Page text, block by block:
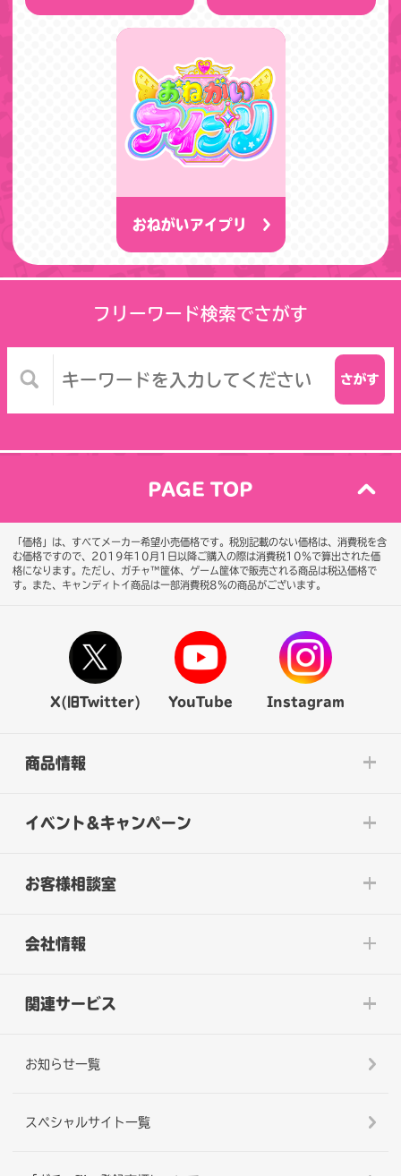
おねがいアイプリ
フリーワード検索でさがす
PAGE TOP
「価格」は、すべてメーカー希望小売価格です。税別記載のない価格は、消費税を含
む価格ですので、2019年10月1日以降ご購入の際は消費税10％で算出された価
格になります。 ただし、ガチャ™筐体、ゲーム筐体で販売される商品は税込価格で
す。また、キャンディトイ商品は一部消費税8％の商品がございます。
X(旧Twitter) YouTube Instagram
商品情報
イベント&キャンペーン
お客様相談室
会社情報
関連サービス
お知らせ一覧
スペシャルサイト一覧